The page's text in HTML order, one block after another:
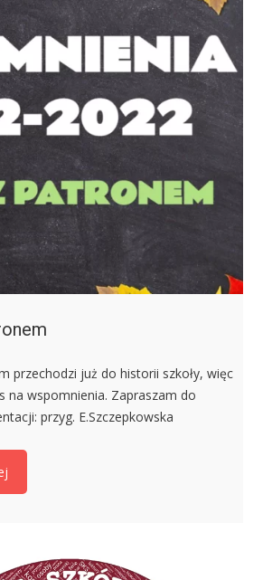
przechodzi już do historii szkoły, więc
na wspomnienia. Zapraszam do
przyg. E.Szczepkowska